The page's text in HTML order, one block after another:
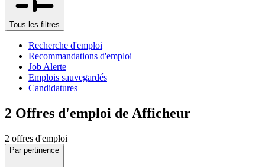
Tous les filtres
Recherche d'emploi
Recommandations d'emploi
Job Alerte
Emplois sauvegardés
Candidatures
2 Offres d'emploi de Afficheur
2 offres d'emploi
Par pertinence